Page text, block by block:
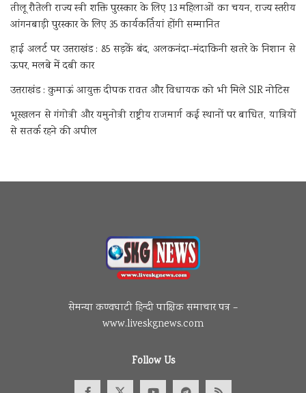
तीलू रौतेली राज्य स्त्री शक्ति पुरस्कार के लिए 13 महिलाओं का चयन, राज्य स्तरीय
आंगनबाड़ी पुरस्कार के लिए 35 कार्यकर्तियां होंगी सम्मानित
हाई अलर्ट पर उत्तराखंड : 85 सड़कें बंद, अलकनंदा-मंदाकिनी खतरे के निशान से
ऊपर, मलबे में दबी कार
उत्तराखंड : कुमाऊं आयुक्त दीपक रावत और विधायक को भी मिले SIR नोटिस
भूस्खलन से गंगोत्री और यमुनोत्री राष्ट्रीय राजमार्ग कई स्थानों पर बाधित, यात्रियों
से सतर्क रहने की अपील
सेमन्या कण्वघाटी हिन्दी पाक्षिक समाचार पत्र –
www.liveskgnews.com
Follow Us